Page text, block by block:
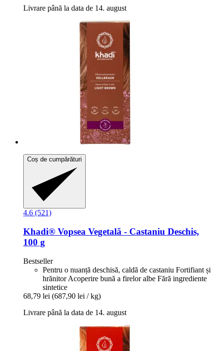
Livrare până la data de 14. august
Coș de cumpărături
4.6 (521)
Khadi® Vopsea Vegetală -​ Castaniu Deschis,
100 g
Bestseller
Pentru o nuanță deschisă, caldă de castaniu Fortifiant și
hrănitor Acoperire bună a firelor albe Fără ingrediente
sintetice
68,79 lei (687,90 lei / kg)
Livrare până la data de 14. august